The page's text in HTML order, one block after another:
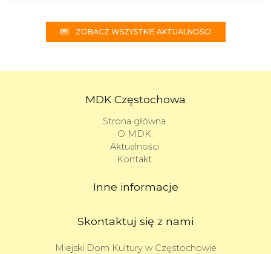
ZOBACZ WSZYSTKIE AKTUALNOŚCI
MDK Częstochowa
Strona główna
O MDK
Aktualności
Kontakt
Inne informacje
Skontaktuj się z nami
Miejski Dom Kultury w Częstochowie